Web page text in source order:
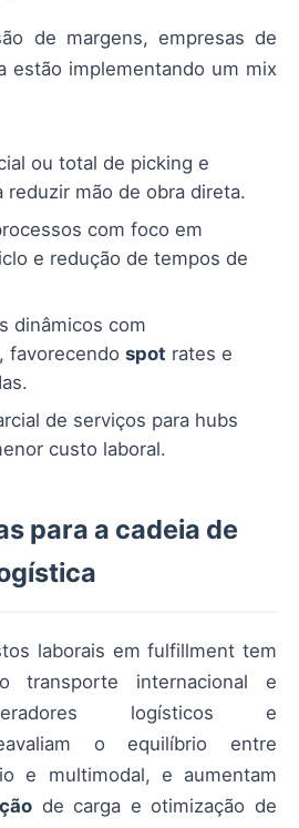
de margens, empresas de
estão implementando um mix
ou total de picking e
reduzir mão de obra direta.
com foco em
e redução de tempos de
dinâmicos com
favorecendo spot rates e
de serviços para hubs
custo laboral.
para a cadeia de
laborais em fulfillment tem
transporte internacional e
logísticos e
o equilíbrio entre
e multimodal, e aumentam
de carga e otimização de